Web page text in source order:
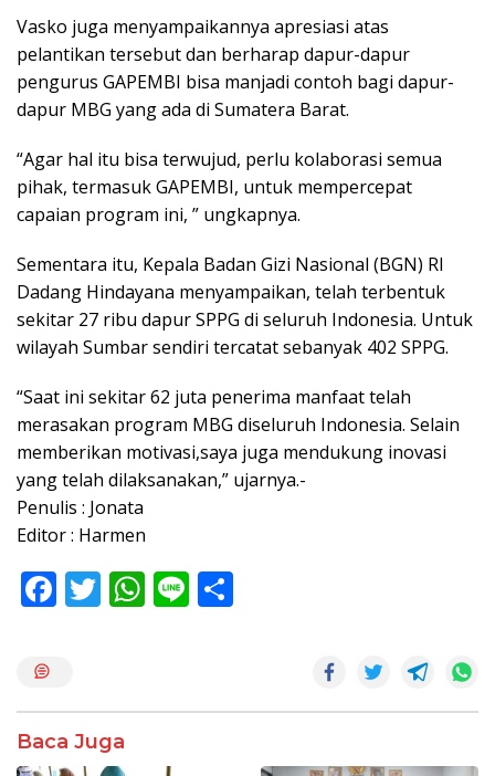
Vasko juga menyampaikannya apresiasi atas
pelantikan tersebut dan berharap dapur-dapur
pengurus GAPEMBI bisa manjadi contoh bagi dapur-
dapur MBG yang ada di Sumatera Barat.
“Agar hal itu bisa terwujud, perlu kolaborasi semua
pihak, termasuk GAPEMBI, untuk mempercepat
capaian program ini, ” ungkapnya.
Sementara itu, Kepala Badan Gizi Nasional (BGN) RI
Dadang Hindayana menyampaikan, telah terbentuk
sekitar 27 ribu dapur SPPG di seluruh Indonesia. Untuk
wilayah Sumbar sendiri tercatat sebanyak 402 SPPG.
“Saat ini sekitar 62 juta penerima manfaat telah
merasakan program MBG diseluruh Indonesia. Selain
memberikan motivasi,saya juga mendukung inovasi
yang telah dilaksanakan,” ujarnya.-
Penulis : Jonata
Editor : Harmen
F
o
o
T W
p
Li
Baca Juga